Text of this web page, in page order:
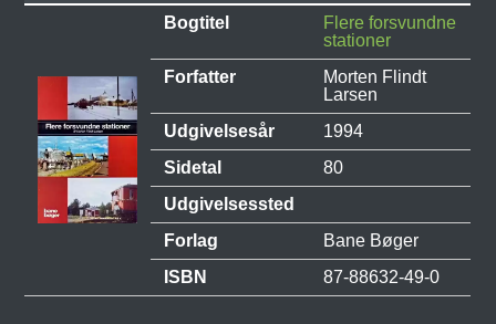
Bogtitel
Flere forsvundne
stationer
Forfatter
Morten Flindt
Larsen
Udgivelsesår
1994
Sidetal
80
Udgivelsessted
Forlag
Bane Bøger
ISBN
87-88632-49-0